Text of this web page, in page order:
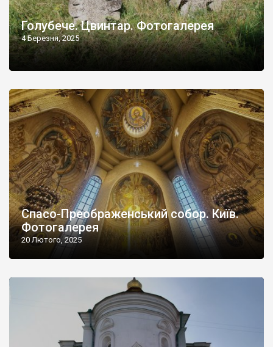
Голубече. Цвинтар. Фотогалерея
4 Березня, 2025
Спасо-Преображенський собор. Київ.
Фотогалерея
20 Лютого, 2025